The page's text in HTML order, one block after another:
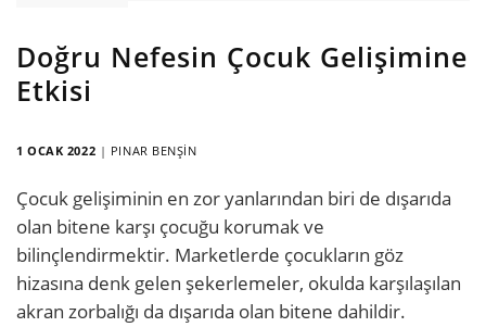
Doğru Nefesin Çocuk Gelişimine
Etkisi
1 OCAK 2022 | PINAR BENŞIN
Çocuk gelişiminin en zor yanlarından biri de dışarıda
olan bitene karşı çocuğu korumak ve
bilinçlendirmektir. Marketlerde çocukların göz
hizasına denk gelen şekerlemeler, okulda karşılaşılan
akran zorbalığı da dışarıda olan bitene dahildir.